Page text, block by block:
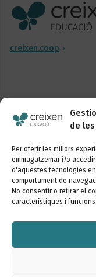
de
Per oferir les millors
emmagatzemar i/o
d'aquestes tecnologies
comportament de
No consentir o retirar el
característiques i funcions.
creixen.coop
Segueix-nos
Vols conèixer les
escola?